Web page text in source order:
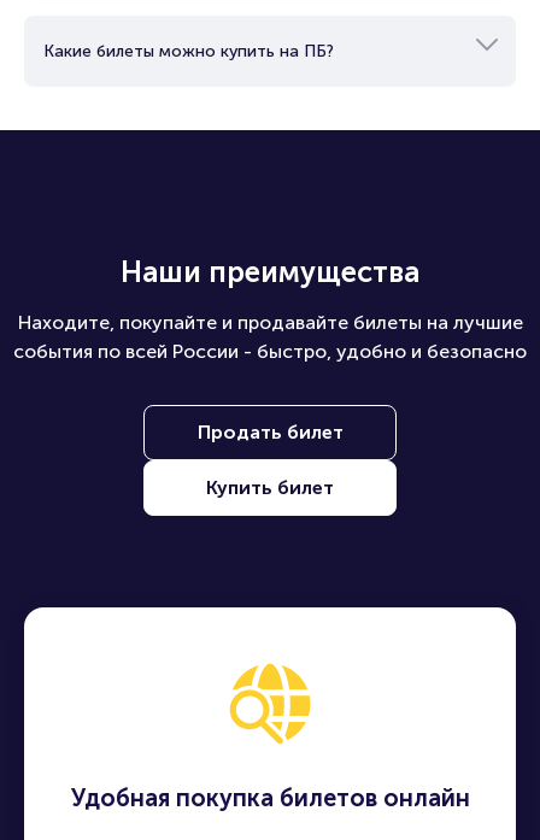
Какие билеты можно купить на ПБ?
Наши преимущества
Находите, покупайте и продавайте билеты на лучшие
события по всей России - быстро, удобно и безопасно
Продать билет
Купить билет
Удобная покупка билетов онлайн